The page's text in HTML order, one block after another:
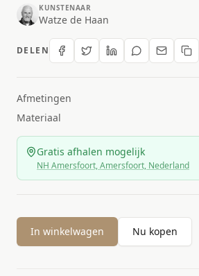
KUNSTENAAR
Watze de Haan
DELEN
Afmetingen
Materiaal
Gratis afhalen mogelijk
NH Amersfoort, Amersfoort, Nederland
In winkelwagen Nu kopen